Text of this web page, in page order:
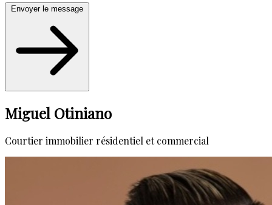
Envoyer le message
Miguel Otiniano
Courtier immobilier résidentiel et commercial